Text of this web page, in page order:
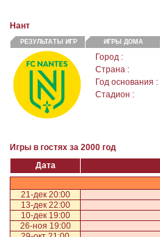
Нант
РЕЗУЛЬТАТЫ ИГР ИГРЫ ДОМА
Город :
Страна :
Год основания :
Стадион :
Игры в гостях за 2000 год
Дата
21-дек 20:00
13-дек 22:00
10-дек 19:00
26-ноя 19:00